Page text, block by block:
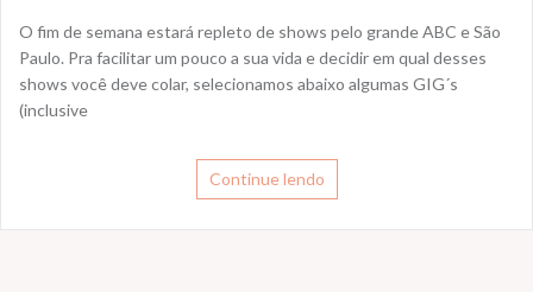
O fim de semana estará repleto de shows pelo grande ABC e São
Paulo. Pra facilitar um pouco a sua vida e decidir em qual desses
shows você deve colar, selecionamos abaixo algumas GIG´s
(inclusive
Continue lendo